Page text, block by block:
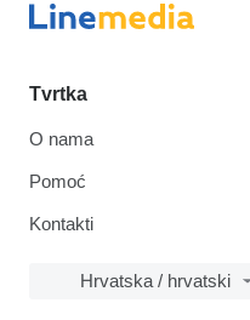
Tvrtka
O nama
Pomoć
Kontakti
Hrvatska / hrvatski